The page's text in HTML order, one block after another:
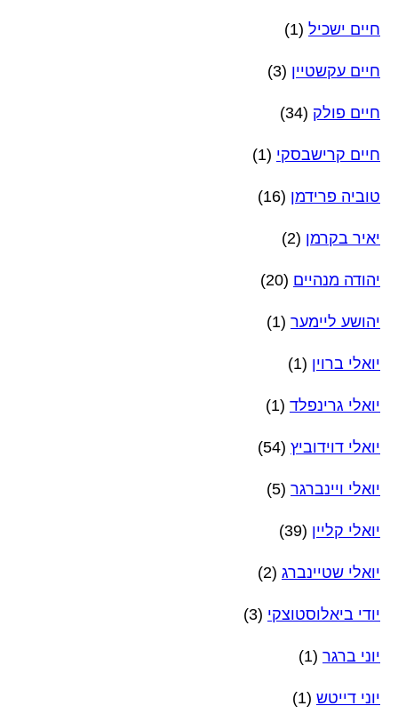
חיים ישכיל (1)
חיים עקשטיין (3)
חיים פולק (34)
חיים קרישבסקי (1)
טוביה פרידמן (16)
יאיר בקרמן (2)
יהודה מנהיים (20)
יהושע ליימער (1)
יואלי ברוין (1)
יואלי גרינפלד (1)
יואלי דוידוביץ (54)
יואלי ויינברגר (5)
יואלי קליין (39)
יואלי שטיינברג (2)
יודי ביאלוסטוצקי (3)
יוני ברגר (1)
יוני דייטש (1)